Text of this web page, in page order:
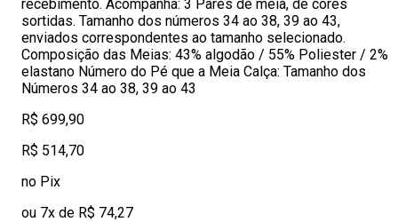
recebimento. Acompanha: 3 Pares de meia, de cores
sortidas. Tamanho dos números 34 ao 38, 39 ao 43,
enviados correspondentes ao tamanho selecionado.
Composição das Meias: 43% algodão / 55% Poliester / 2%
elastano Número do Pé que a Meia Calça: Tamanho dos
Números 34 ao 38, 39 ao 43
R$ 699,90
R$ 514,70
no Pix
ou 7x de R$ 74,27